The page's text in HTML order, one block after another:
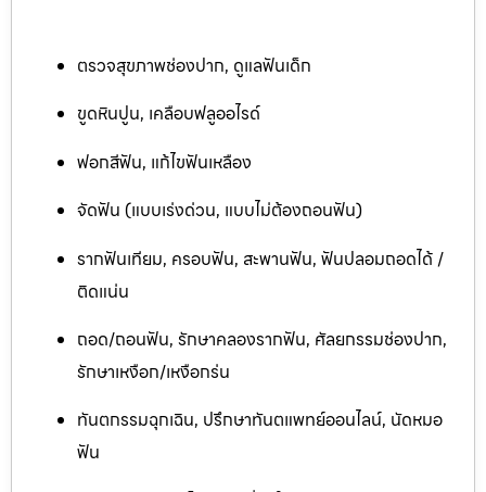
ตรวจสุขภาพช่องปาก, ดูแลฟันเด็ก
ขูดหินปูน, เคลือบฟลูออไรด์
ฟอกสีฟัน, แก้ไขฟันเหลือง
จัดฟัน (แบบเร่งด่วน, แบบไม่ต้องถอนฟัน)
รากฟันเทียม, ครอบฟัน, สะพานฟัน, ฟันปลอมถอดได้ /
ติดแน่น
ถอด/ถอนฟัน, รักษาคลองรากฟัน, ศัลยกรรมช่องปาก,
รักษาเหงือก/เหงือกร่น
ทันตกรรมฉุกเฉิน, ปรึกษาทันตแพทย์ออนไลน์, นัดหมอ
ฟัน